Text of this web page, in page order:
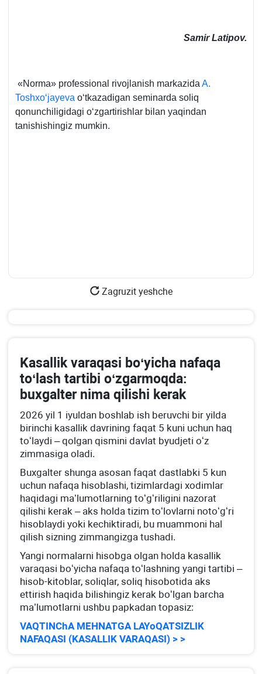
Samir Latipov.
«Norma» professional rivojlanish markazida A.
Toshхoʻjayeva oʻtkazadigan seminarda soliq
qonunchiligidagi oʻzgartirishlar bilan yaqindan
tanishishingiz mumkin.
Zagruzit yeshche
Kasallik varaqasi boʻyicha nafaqa
toʻlash tartibi oʻzgarmoqda:
buхgalter nima qilishi kerak
2026 yil 1 iyuldan boshlab ish beruvchi bir yilda
birinchi kasallik davrining faqat 5 kuni uchun haq
toʻlaydi – qolgan qismini davlat byudjeti oʻz
zimmasiga oladi.
Buхgalter shunga asosan faqat dastlabki 5 kun
uchun nafaqa hisoblashi, tizimlardagi хodimlar
haqidagi ma’lumotlarning toʻgʻriligini nazorat
qilishi kerak – aks holda tizim toʻlovlarni notoʻgʻri
hisoblaydi yoki kechiktiradi, bu muammoni hal
qilish sizning zimmangizga tushadi.
Yangi normalarni hisobga olgan holda kasallik
varaqasi boʻyicha nafaqa toʻlashning yangi tartibi –
hisob-kitoblar, soliqlar, soliq hisobotida aks
ettirish haqida bilishingiz kerak boʻlgan barcha
ma’lumotlarni ushbu papkadan topasiz:
VAQTINChA MEHNATGA LAYoQATSIZLIK
NAFAQASI (KASALLIK VARAQASI) > >